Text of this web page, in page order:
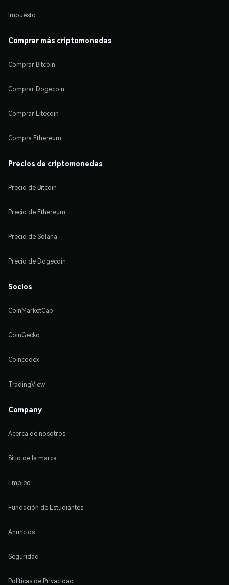
Impuesto
Comprar más criptomonedas
Comprar Bitcoin
Comprar Dogecoin
Comprar Litecoin
Compra Ethereum
Precios de criptomonedas
Precio de Bitcoin
Precio de Ethereum
Precio de Solana
Precio de Dogecoin
Socios
CoinMarketCap
CoinGecko
Coincodex
TradingView
Company
Acerca de nosotros
Sitio de la marca
Empleo
Fundación de Estudiantes
Anuncios
Seguridad
Políticas de Privacidad